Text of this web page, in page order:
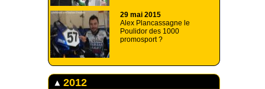
29 mai 2015
Alex Plancassagne le
Poulidor des 1000
promosport ?
2012